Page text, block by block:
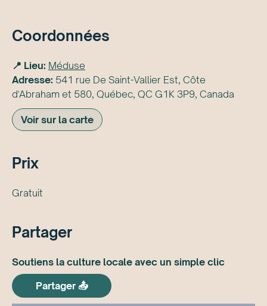
Coordonnées
📍 Lieu: Méduse
Adresse: 541 rue De Saint-Vallier Est, Côte
d'Abraham et 580, Québec, QC G1K 3P9, Canada
Voir sur la carte
Prix
Gratuit
Partager
Soutiens la culture locale avec un simple clic
Partager 📤